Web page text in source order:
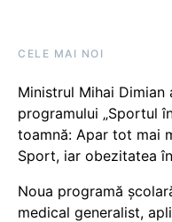
CELE MAI NOI
Ministrul Mihai Dimian
programului „Sportul
toamnă: Apar tot mai
Sport, iar obezitatea
Noua programă
medical generalist,